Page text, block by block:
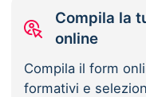
Compila la
online
Compila il form
formativi e